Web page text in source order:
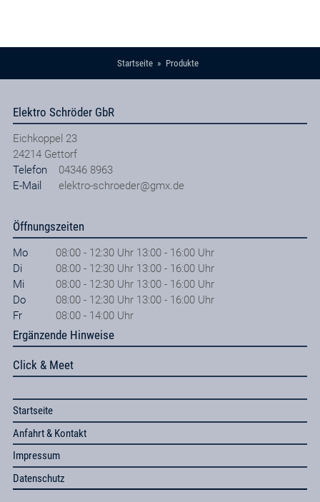
Startseite Produkte
Elektro Schröder GbR
Eichkoppel 23
24214 Gettorf
Telefon
04346 8963
E-Mail
elektro-schroeder@gmx.de
Öffnungszeiten
Mo
08:00 - 12:30 Uhr 13:00 - 16:00 Uhr
Di
08:00 - 12:30 Uhr 13:00 - 16:00 Uhr
Mi
08:00 - 12:30 Uhr 13:00 - 16:00 Uhr
Do
08:00 - 12:30 Uhr 13:00 - 16:00 Uhr
Fr
08:00 - 14:00 Uhr
Ergänzende Hinweise
Click & Meet
Startseite
Anfahrt & Kontakt
Impressum
Datenschutz